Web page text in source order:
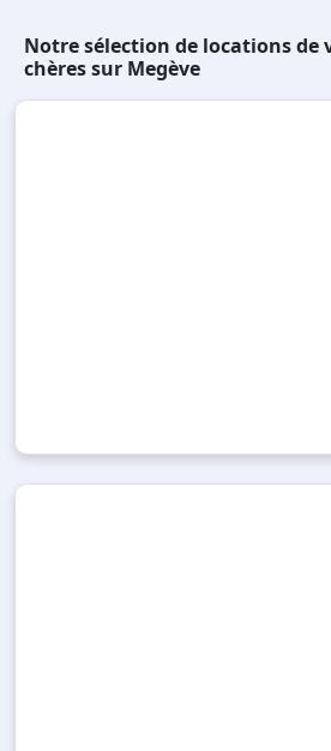
Notre sélection de locations de
chères sur Megève